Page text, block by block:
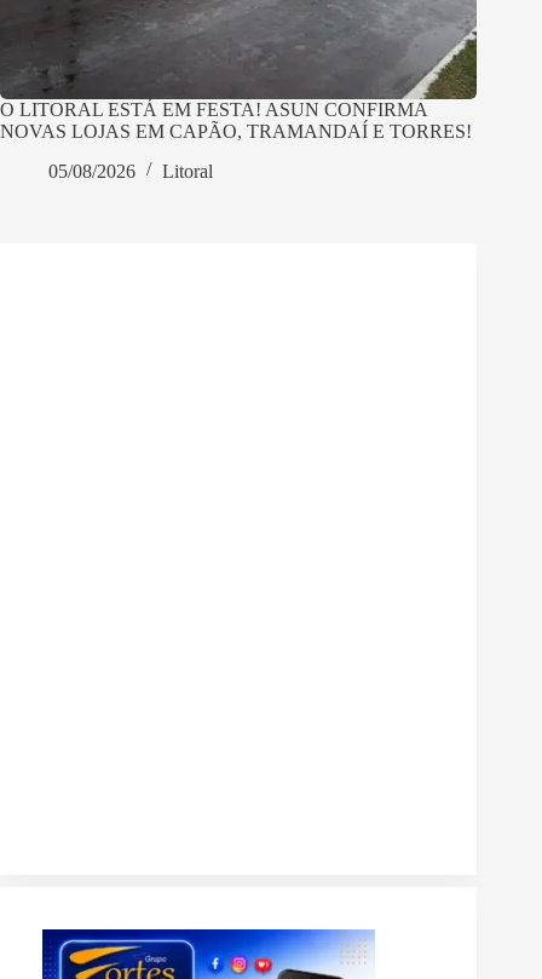
O LITORAL ESTÁ EM FESTA! ASUN CONFIRMA
NOVAS LOJAS EM CAPÃO, TRAMANDAÍ E TORRES!
05/08/2026
Litoral